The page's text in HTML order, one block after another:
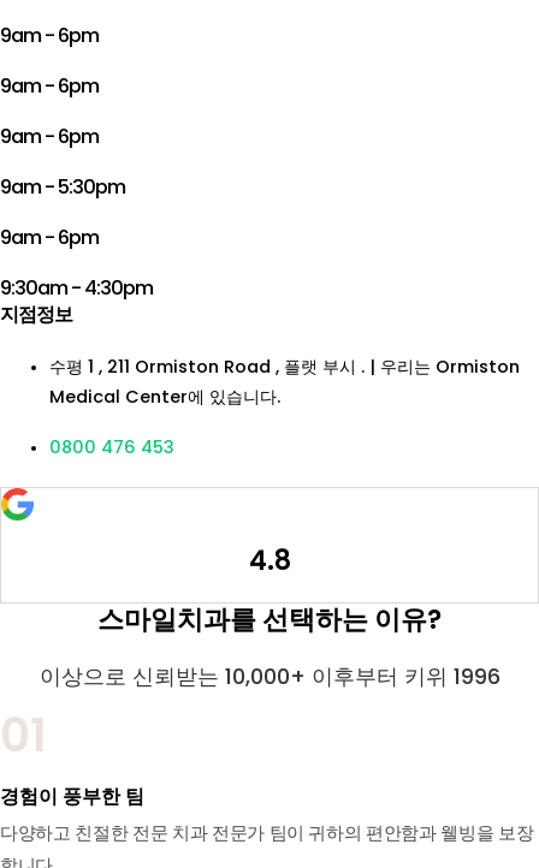
9am - 6pm
9am - 6pm
9am - 6pm
9am - 5:30pm
9am - 6pm
9:30am - 4:30pm
지점정보
수평 1 , 211 Ormiston Road , 플랫 부시 . | 우리는 Ormiston
Medical Center에 있습니다.
0800 476 453
4.8
스마일치과를 선택하는 이유?
이상으로 신뢰받는 10,000+ 이후부터 키위 1996
01
경험이 풍부한 팀
다양하고 친절한 전문 치과 전문가 팀이 귀하의 편안함과 웰빙을 보장